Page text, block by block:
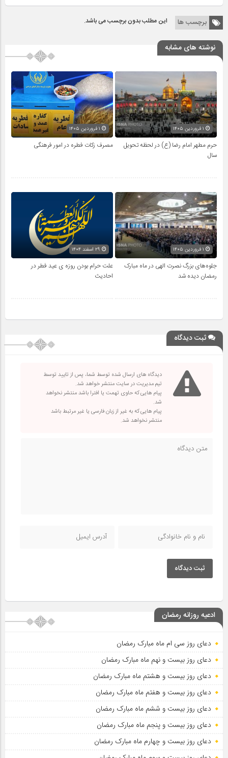
برچسب ها این مطلب بدون برچسب می باشد.
نوشته های مشابه
حرم مطهر امام رضا (ع) در لحظه تحویل
سال
مصرف زکات فطره در امور فرهنگی
جلوه‌های بزرگ نصرت الهی در ماه مبارک
رمضان دیده شد
علت حرام بودن روزه ی عید فطر در
احادیث
ثبت دیدگاه
دیدگاه های ارسال شده توسط شما، پس از تایید توسط
تیم مدیریت در سایت منتشر خواهد شد.
پیام هایی که حاوی تهمت یا افترا باشد منتشر نخواهد
شد.
پیام هایی که به غیر از زبان فارسی یا غیر مرتبط باشد
منتشر نخواهد شد.
ثبت دیدگاه
ادعیه روزانه رمضان
دعای روز سی ام ماه مبارک رمضان
دعای روز بیست و نهم ماه مبارک رمضان
دعای روز بیست و هشتم ماه مبارک رمضان
دعای روز بیست و هفتم ماه مبارک رمضان
دعای روز بیست و ششم ماه مبارک رمضان
دعای روز بیست و پنجم ماه مبارک رمضان
دعای روز بیست و چهارم ماه مبارک رمضان